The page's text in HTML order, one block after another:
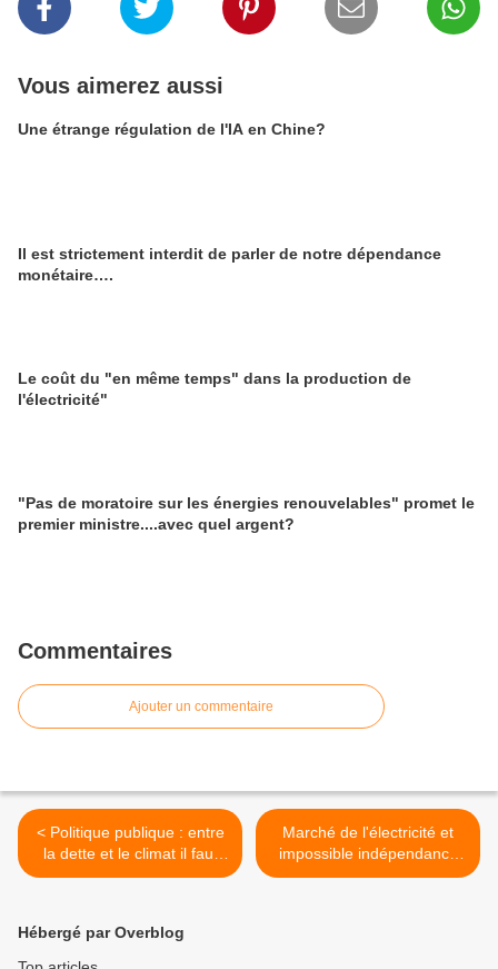
Vous aimerez aussi
Une étrange régulation de l'IA en Chine?
Il est strictement interdit de parler de notre dépendance
monétaire….
Le coût du "en même temps" dans la production de
l'électricité"
"Pas de moratoire sur les énergies renouvelables" promet le
premier ministre....avec quel argent?
Commentaires
Ajouter un commentaire
< Politique publique : entre
la dette et le climat il faut
choisir. (version du
Marché de l'électricité et
impossible indépendance
énergétique. >
Hébergé par Overblog